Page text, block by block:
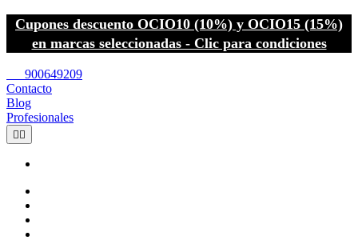
Cupones descuento OCIO10 (10%) y OCIO15 (15%)
en marcas seleccionadas - Clic para condiciones
900649209
Contacto
Blog
Profesionales
 